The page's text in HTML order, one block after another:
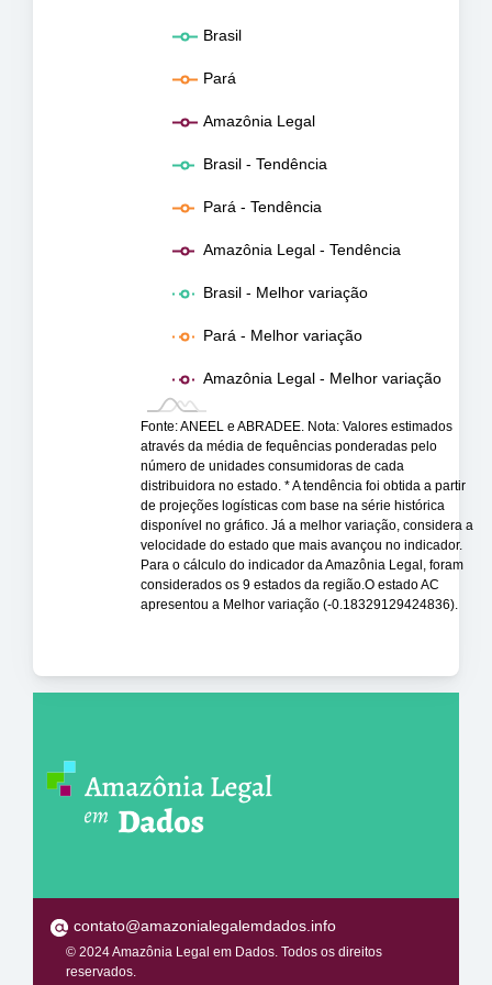
Brasil
Pará
Amazônia Legal
Brasil - Tendência
Pará - Tendência
Amazônia Legal - Tendência
Brasil - Melhor variação
Pará - Melhor variação
Amazônia Legal - Melhor variação
Fonte: ANEEL e ABRADEE. Nota: Valores estimados
através da média de fequências ponderadas pelo
número de unidades consumidoras de cada
distribuidora no estado. * A tendência foi obtida a partir
de projeções logísticas com base na série histórica
disponível no gráfico. Já a melhor variação, considera a
velocidade do estado que mais avançou no indicador.
Para o cálculo do indicador da Amazônia Legal, foram
considerados os 9 estados da região.O estado AC
apresentou a Melhor variação (-0.18329129424836).
contato@amazonialegalemdados.info
© 2024 Amazônia Legal em Dados. Todos os direitos
reservados.